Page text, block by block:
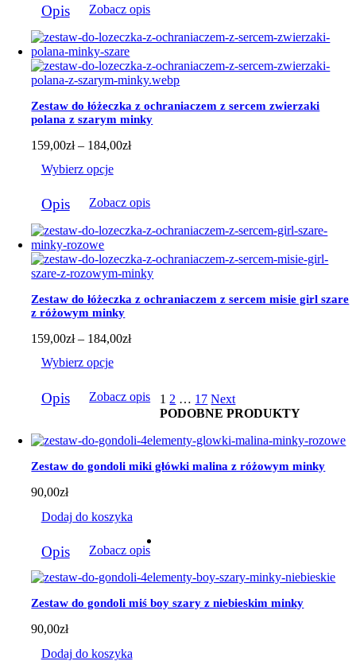
do
produkt
ma
wiele
wariantów.
Opcje
można
wybrać
na
stronie
produktu
Opis Zobacz opis
Zestaw do łóżeczka z ochraniaczem z sercem zwierzaki
polana z szarym minky
159,00zł – 184,00złZakres
do
Wybierz opcje
produkt
ma
wiele
wariantów.
Opcje
można
wybrać
na
stronie
produktu
Opis Zobacz opis
Zestaw do łóżeczka z ochraniaczem z sercem misie girl szare
z różowym minky
159,00zł – 184,00złZakres
do
184,00zł
Wybierz opcje
produkt
wariantów.
można
wybrać
na
stronie
Opis Zobacz opis 1 2 … 17 Next
PODOBNE PRODUKTY
Zestaw do gondoli miki główki malina z różowym minky
90,00zł
Dodaj do koszyka
Opis Zobacz opis
Zestaw do gondoli miś boy szary z niebieskim minky
90,00zł
Dodaj do koszyka